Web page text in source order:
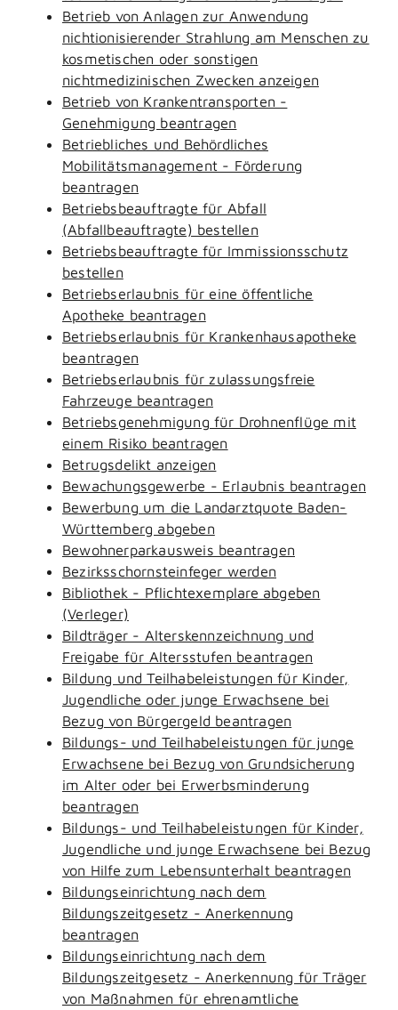
Betrieb von Anlagen zur Anwendung
nichtionisierender Strahlung am Menschen zu
kosmetischen oder sonstigen
nichtmedizinischen Zwecken anzeigen
Betrieb von Krankentransporten -
Genehmigung beantragen
Betriebliches und Behördliches
Mobilitätsmanagement - Förderung
beantragen
Betriebsbeauftragte für Abfall
(Abfallbeauftragte) bestellen
Betriebsbeauftragte für Immissionsschutz
bestellen
Betriebserlaubnis für eine öffentliche
Apotheke beantragen
Betriebserlaubnis für Krankenhausapotheke
beantragen
Betriebserlaubnis für zulassungsfreie
Fahrzeuge beantragen
Betriebsgenehmigung für Drohnenflüge mit
einem Risiko beantragen
Betrugsdelikt anzeigen
Bewachungsgewerbe - Erlaubnis beantragen
Bewerbung um die Landarztquote Baden-
Württemberg abgeben
Bewohnerparkausweis beantragen
Bezirksschornsteinfeger werden
Bibliothek - Pflichtexemplare abgeben
(Verleger)
Bildträger - Alterskennzeichnung und
Freigabe für Altersstufen beantragen
Bildung und Teilhabeleistungen für Kinder,
Jugendliche oder junge Erwachsene bei
Bezug von Bürgergeld beantragen
Bildungs- und Teilhabeleistungen für junge
Erwachsene bei Bezug von Grundsicherung
im Alter oder bei Erwerbsminderung
beantragen
Bildungs- und Teilhabeleistungen für Kinder,
Jugendliche und junge Erwachsene bei Bezug
von Hilfe zum Lebensunterhalt beantragen
Bildungseinrichtung nach dem
Bildungszeitgesetz - Anerkennung
beantragen
Bildungseinrichtung nach dem
Bildungszeitgesetz - Anerkennung für Träger
von Maßnahmen für ehrenamtliche